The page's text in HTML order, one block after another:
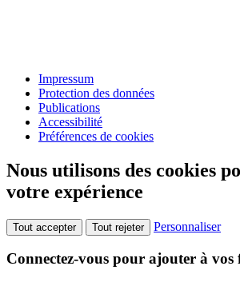
Impressum
Protection des données
Publications
Accessibilité
Préférences de cookies
Nous utilisons des cookies
votre expérience
Tout accepter Tout rejeter Personnaliser
Connectez-vous pour ajouter à vos